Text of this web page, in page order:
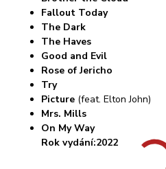
Fallout Today
The Dark
The Haves
Good and Evil
Rose of Jericho
Try
Picture (feat. Elton John)
Mrs. Mills
On My Way
Rok vydání:2022